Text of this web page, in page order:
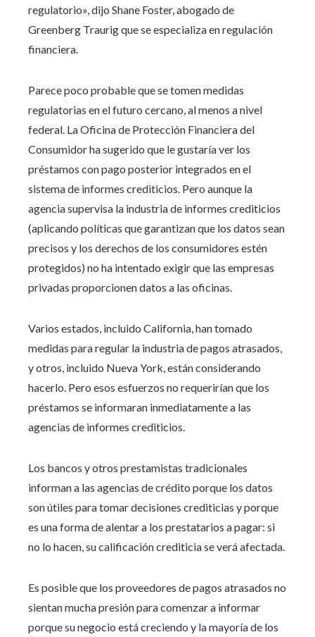
regulatorio», dijo Shane Foster, abogado de
Greenberg Traurig que se especializa en regulación
financiera.
Parece poco probable que se tomen medidas
regulatorias en el futuro cercano, al menos a nivel
federal. La Oficina de Protección Financiera del
Consumidor ha sugerido que le gustaría ver los
préstamos con pago posterior integrados en el
sistema de informes crediticios. Pero aunque la
agencia supervisa la industria de informes crediticios
(aplicando políticas que garantizan que los datos sean
precisos y los derechos de los consumidores estén
protegidos) no ha intentado exigir que las empresas
privadas proporcionen datos a las oficinas.
Varios estados, incluido California, han tomado
medidas para regular la industria de pagos atrasados,
y otros, incluido Nueva York, están considerando
hacerlo. Pero esos esfuerzos no requerirían que los
préstamos se informaran inmediatamente a las
agencias de informes crediticios.
Los bancos y otros prestamistas tradicionales
informan a las agencias de crédito porque los datos
son útiles para tomar decisiones crediticias y porque
es una forma de alentar a los prestatarios a pagar: si
no lo hacen, su calificación crediticia se verá afectada.
Es posible que los proveedores de pagos atrasados ​​no
sientan mucha presión para comenzar a informar
porque su negocio está creciendo y la mayoría de los